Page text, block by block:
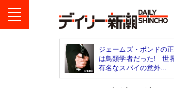
ジェームズ・ボンドの
は鳥類学者だった! 世
有名なスパイの意外...